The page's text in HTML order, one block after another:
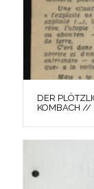
DER
KOMBACH